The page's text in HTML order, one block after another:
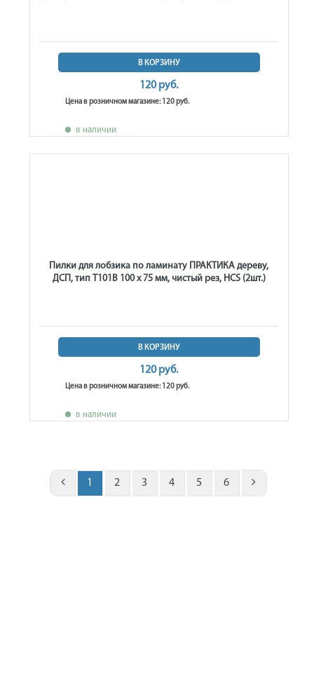
В КОРЗИНУ
120 руб.
Цена в розничном магазине: 120 руб.
в наличии
Пилки для лобзика по ламинату ПРАКТИКА дереву,
ДСП, тип T101B 100 х 75 мм, чистый рез, HCS (2шт.)
В КОРЗИНУ
120 руб.
Цена в розничном магазине: 120 руб.
в наличии
1 2 3 4 5 6